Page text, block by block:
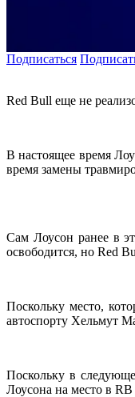
Подписаться
Red Bull еще не
В настоящее время
время замены
Сам Лоусон ранее в
освободится, но Red
Поскольку место,
автоспорту Хельмут
Поскольку в
Лоусона на место в